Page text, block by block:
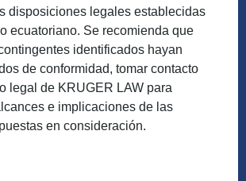
disposiciones legales establecidas
ecuatoriano. Se recomienda que
identificados hayan
de conformidad, tomar contacto
legal de KRUGER LAW para
e implicaciones de las
en consideración.